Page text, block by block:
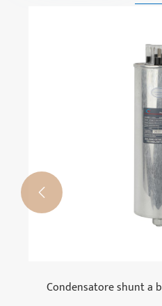
Gy1plcd monofase
energia elettronico LCD
